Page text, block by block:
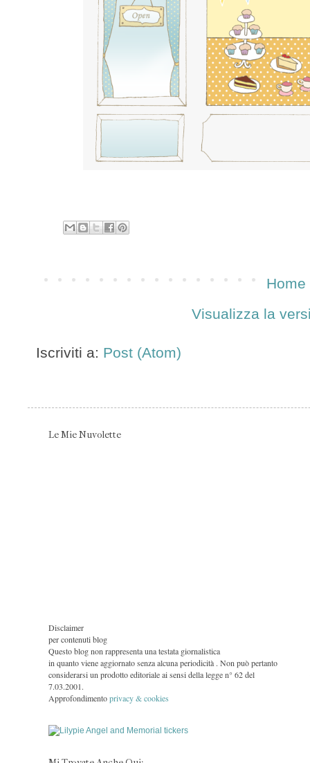
Home
Visualizza la
Iscriviti a: Post (Atom)
Le Mie Nuvolette
Disclaimer
per contenuti blog
Questo blog non rappresenta una testata giornalistica
in quanto viene aggiornato senza alcuna periodicità . Non può pertanto
considerarsi un prodotto editoriale ai sensi della legge n° 62 del
7.03.2001.
Approfondimentoprivacy & cookies